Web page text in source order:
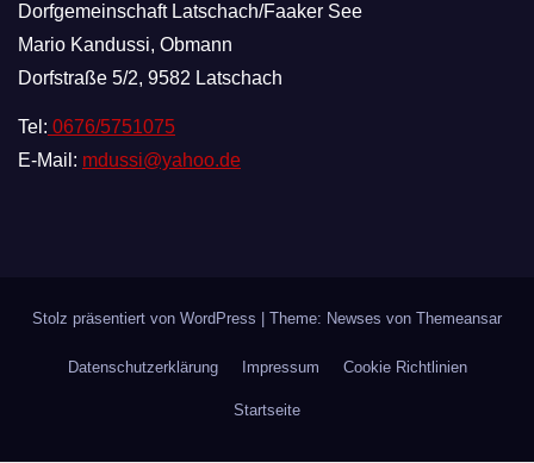
Dorfgemeinschaft Latschach/Faaker See
Mario Kandussi, Obmann
Dorfstraße 5/2, 9582 Latschach
Tel: 0676/5751075
E-Mail: mdussi@yahoo.de
Stolz präsentiert von WordPress Theme: Newses von Themeansar
Datenschutzerklärung Impressum Cookie Richtlinien
Startseite